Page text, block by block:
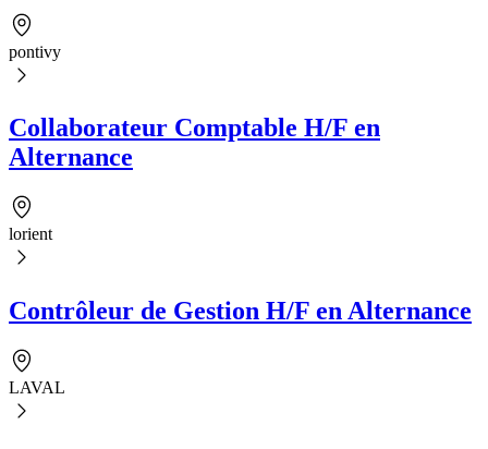
pontivy
Collaborateur Comptable H/F en
Alternance
lorient
Contrôleur de Gestion H/F en Alternance
LAVAL